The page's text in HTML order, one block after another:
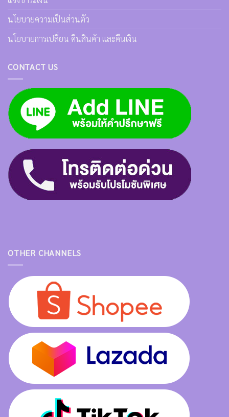
นโยบายความเป็นส่วนตัว
นโยบายการเปลี่ยน คืนสินค้า และคืนเงิน
CONTACT US
OTHER CHANNELS